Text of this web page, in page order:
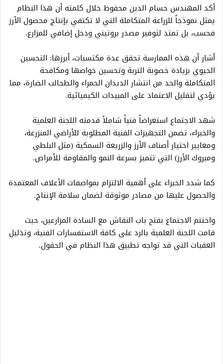
أكد المهندس حسام الدين محفوظ خلال كلمته أن هذا النظام
يمثل نموذجاً للزراعة المتكاملة التي لا تكتفي بإنتاج محصول الأرز
فحسب، بل تمتد لتوفير مصدر بروتيني ودخل إضافي للمزارع.
أشار أن هذه الممارسة تحقق عدة مكتسبات، أبرزها: التحسين
الحيوي بزيادة خصوبة التربة وتحسين خواصها ومكافحة
المتكاملة والحد من انتشار الديدان الحمراء والطحالب الضارة، مما
يؤدي لتقليل الاعتماد على المبيدات الكيميائية.
شهد الاجتماع استعراضاً فنياً شاملاً قدمته اللجنة العلمية
والخبراء، تضمن التجهيزات الفنية المطلوبة للأراضي المنزرعة،
ومعايير اختيار أصناف الأرز والزريعة السمكية (مثل البلطي
ومبروك الأرز) التي تتميز بسرعة النمو والمقاومة للأمراض.
كما شدد الخبراء على أهمية الالتزام بمواصفات الأعلاف المعتمدة
والحصول عليها من مصادر موثوقة لضمان سلامة الإنتاج.
واختتم الاجتماع بفتح باب النقاش مع السادة المزارعين، حيث
قامت اللجنة العلمية بالرد على كافة الاستفسارات الفنية، وتذليل
العقبات التي قد تواجه تطبيق هذا النظام في الحقول.